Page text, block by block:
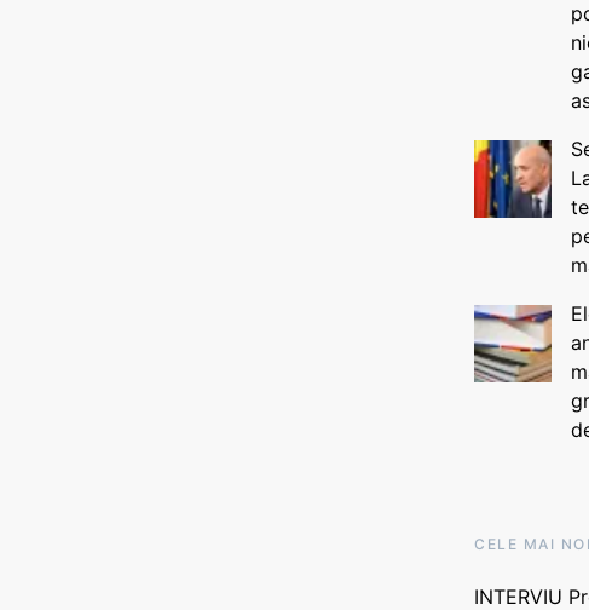
CELE MAI NOI
INTERVIU